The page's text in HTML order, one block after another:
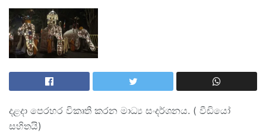
දළදා පෙරහර විකෘති කරන මාධ්‍ය සංදර්ශනය. ( වීඩියෝ
සහිතයි)